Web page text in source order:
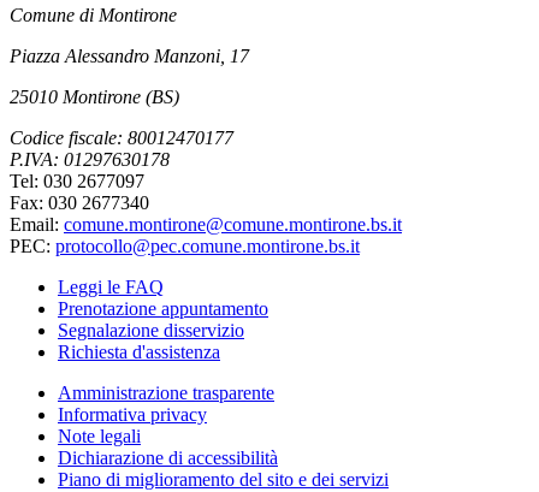
Comune di Montirone
Piazza Alessandro Manzoni, 17
25010 Montirone (BS)
Codice fiscale: 80012470177
P.IVA: 01297630178
Tel: 030 2677097
Fax: 030 2677340
Email: comune.montirone@comune.montirone.bs.it
PEC: protocollo@pec.comune.montirone.bs.it
Leggi le FAQ
Prenotazione appuntamento
Segnalazione disservizio
Richiesta d'assistenza
Amministrazione trasparente
Informativa privacy
Note legali
Dichiarazione di accessibilità
Piano di miglioramento del sito e dei servizi